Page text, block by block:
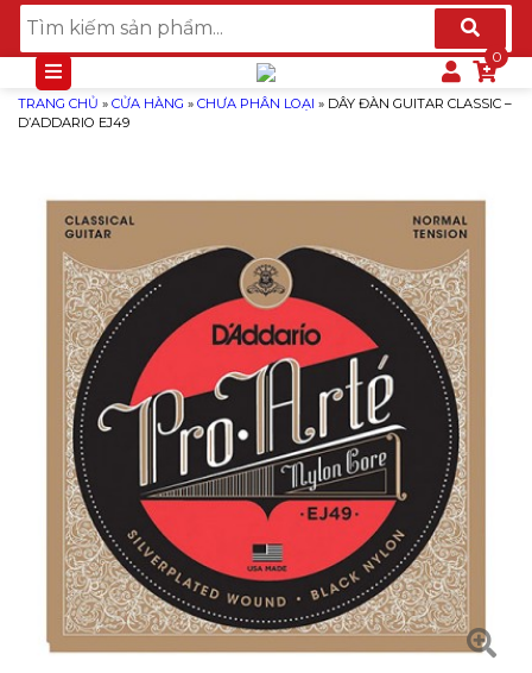
TRANG CHỦ » CỬA HÀNG » CHƯA PHÂN LOẠI » DÂY ĐÀN GUITAR CLASSIC –
D’ADDARIO EJ49